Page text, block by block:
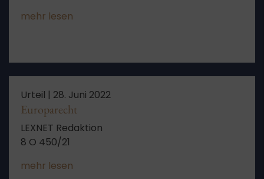
mehr lesen
Urteil | 28. Juni 2022
Europarecht
LEXNET Redaktion
8 O 450/21
mehr lesen